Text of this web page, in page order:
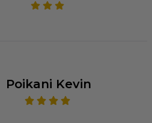
Poikani Kevin